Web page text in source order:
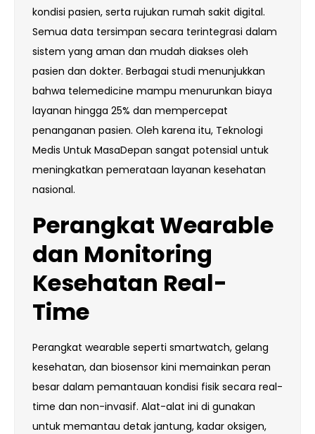
kondisi pasien, serta rujukan rumah sakit digital.
Semua data tersimpan secara terintegrasi dalam
sistem yang aman dan mudah diakses oleh
pasien dan dokter. Berbagai studi menunjukkan
bahwa telemedicine mampu menurunkan biaya
layanan hingga 25% dan mempercepat
penanganan pasien. Oleh karena itu, Teknologi
Medis Untuk MasaDepan sangat potensial untuk
meningkatkan pemerataan layanan kesehatan
nasional.
Perangkat Wearable
dan Monitoring
Kesehatan Real-
Time
Perangkat wearable seperti smartwatch, gelang
kesehatan, dan biosensor kini memainkan peran
besar dalam pemantauan kondisi fisik secara real-
time dan non-invasif. Alat-alat ini di gunakan
untuk memantau detak jantung, kadar oksigen,